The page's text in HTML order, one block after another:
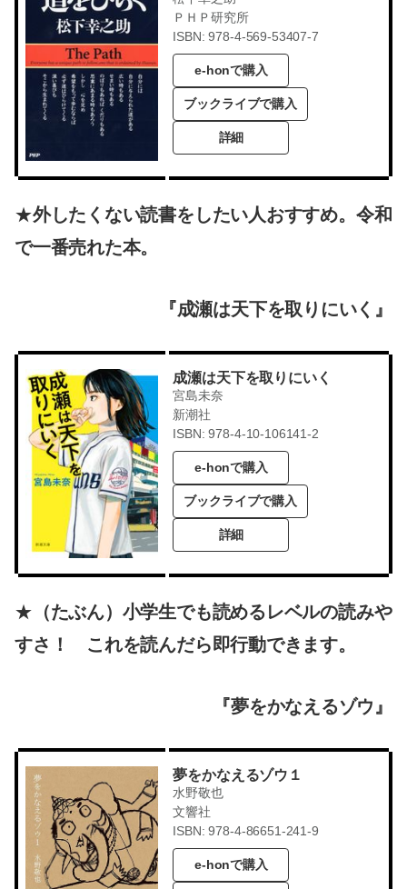
ＰＨＰ研究所
ISBN: 978-4-569-53407-7
e-honで購入
ブックライブで購入
詳細
★外したくない読書をしたい人おすすめ。令和
で一番売れた本。
『成瀬は天下を取りにいく』
成瀬は天下を取りにいく
宮島未奈
新潮社
ISBN: 978-4-10-106141-2
e-honで購入
ブックライブで購入
詳細
★ （たぶん）小学生でも読めるレベルの読みや
すさ！ これを読んだら即行動できます。
『夢をかなえるゾウ』
夢をかなえるゾウ１
水野敬也
文響社
ISBN: 978-4-86651-241-9
e-honで購入